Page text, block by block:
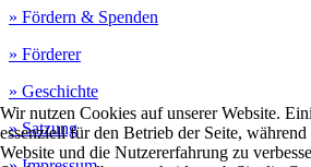
» Fördern & Spenden
» Förderer
» Geschichte
» Satzung
Wir nutzen Cookies auf unserer Website.
essenziell für den Betrieb der Seite,
Website und die Nutzererfahrung zu